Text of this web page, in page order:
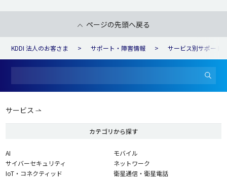
ページの先頭へ戻る
KDDI 法人のお客さま サポート・障害情報 サービス別サポート
サービス
カテゴリから探す
AI
サイバーセキュリティ
IoT・コネクティッド
モバイル
ネットワーク
衛星通信・衛星電話